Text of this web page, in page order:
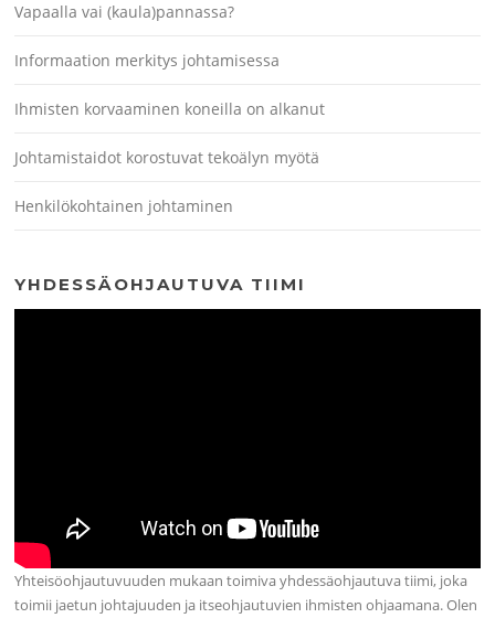
Vapaalla vai (kaula)pannassa?
Informaation merkitys johtamisessa
Ihmisten korvaaminen koneilla on alkanut
Johtamistaidot korostuvat tekoälyn myötä
Henkilökohtainen johtaminen
YHDESSÄOHJAUTUVA TIIMI
Yhteisöohjautuvuuden mukaan toimiva yhdessäohjautuva tiimi, joka
toimii jaetun johtajuuden ja itseohjautuvien ihmisten ohjaamana. Olen